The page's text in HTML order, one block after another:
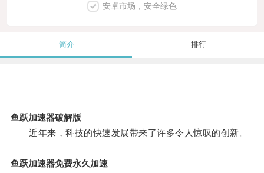
安卓市场，安全绿色
简介 排行
鱼跃加速器破解版
近年来，科技的快速发展带来了许多令人惊叹的创新。
鱼跃加速器免费永久加速